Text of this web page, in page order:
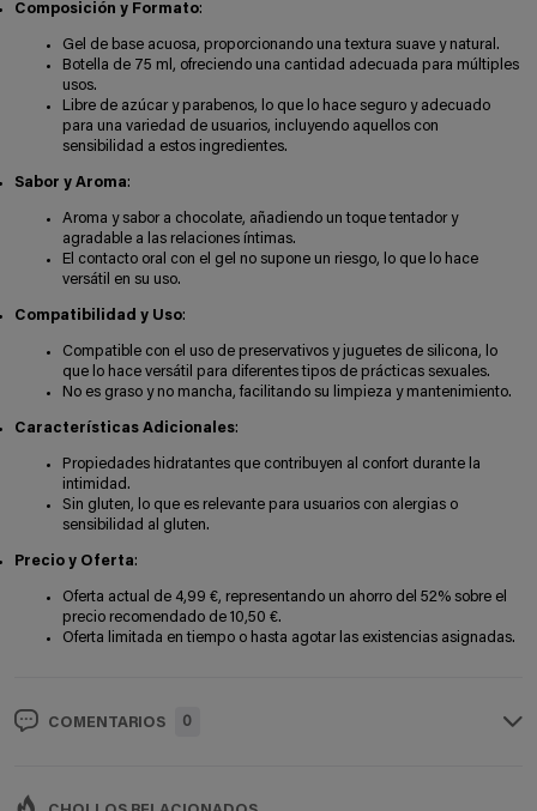
Composición y Formato:
Gel de base acuosa, proporcionando una textura suave y natural.
Botella de 75 ml, ofreciendo una cantidad adecuada para múltiples
usos.
Libre de azúcar y parabenos, lo que lo hace seguro y adecuado
para una variedad de usuarios, incluyendo aquellos con
sensibilidad a estos ingredientes.
Sabor y Aroma:
Aroma y sabor a chocolate, añadiendo un toque tentador y
agradable a las relaciones íntimas.
El contacto oral con el gel no supone un riesgo, lo que lo hace
versátil en su uso.
Compatibilidad y Uso:
Compatible con el uso de preservativos y juguetes de silicona, lo
que lo hace versátil para diferentes tipos de prácticas sexuales.
No es graso y no mancha, facilitando su limpieza y mantenimiento.
Características Adicionales:
Propiedades hidratantes que contribuyen al confort durante la
intimidad.
Sin gluten, lo que es relevante para usuarios con alergias o
sensibilidad al gluten.
Precio y Oferta:
Oferta actual de 4,99 €, representando un ahorro del 52% sobre el
precio recomendado de 10,50 €.
Oferta limitada en tiempo o hasta agotar las existencias asignadas.
COMENTARIOS 0